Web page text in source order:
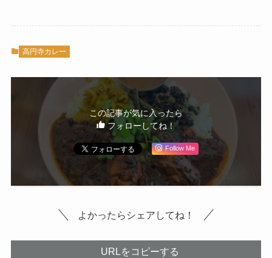
高円寺カレー
この記事が気に入ったら
フォローしてね！
Follow Me
よかったらシェアしてね！
URLをコピーする